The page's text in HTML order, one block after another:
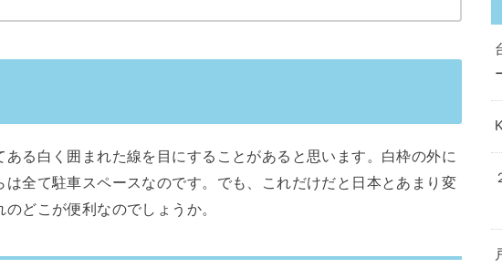
る白く囲まれた線を目にすることがあると思います。白枠の外に
は全て駐車スペースなのです。でも、これだけだと日本とあまり変
どこが便利なのでしょうか。